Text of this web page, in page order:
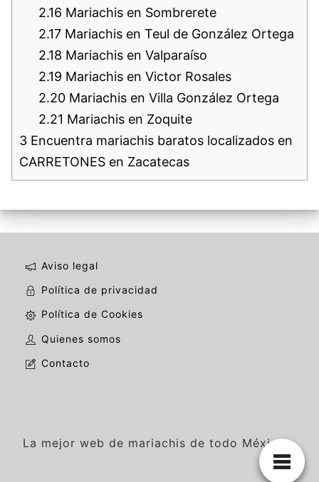
2.16 Mariachis en Sombrerete
2.17 Mariachis en Teul de González Ortega
2.18 Mariachis en Valparaíso
2.19 Mariachis en Victor Rosales
2.20 Mariachis en Villa González Ortega
2.21 Mariachis en Zoquite
3 Encuentra mariachis baratos localizados en
CARRETONES en Zacatecas
Aviso legal
Política de privacidad
Política de Cookies
Quienes somos
Contacto
La mejor web de mariachis de todo México